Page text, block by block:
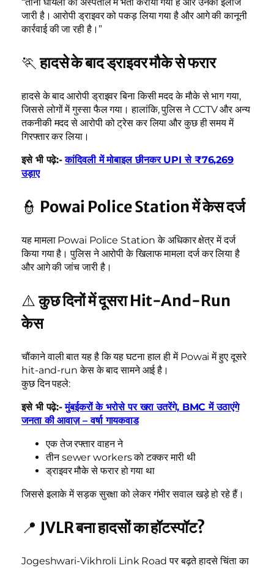
जारी है। आरोपी ड्राइवर को पकड़ लिया गया है और आगे की कानूनी
कार्रवाई की जा रही है।”
🏃हादसे के बाद ड्राइवर मौके से फरार
हादसे के बाद आरोपी ड्राइवर बिना किसी मदद के मौके से भाग गया,
जिससे लोगों में गुस्सा फैल गया। हालांकि, पुलिस ने CCTV और अन्य
तकनीकी मदद से आरोपी को ट्रेस कर लिया और कुछ ही समय में
गिरफ्तार कर लिया।
इसे भी पढ़े:- कांदिवली में मोबाइल छीनकर UPI से ₹76,269
उड़ाए
👮 Powai Police Station में केस दर्ज
यह मामला Powai Police Station के अधिकार क्षेत्र में दर्ज
किया गया है। पुलिस ने आरोपी के खिलाफ मामला दर्ज कर लिया है
और आगे की जांच जारी है।
⚠️कुछ दिनों में दूसरा Hit-And-Run
केस
चौंकाने वाली बात यह है कि यह घटना हाल ही में Powai में हुए दूसरे
hit-and-run केस के बाद सामने आई है।
कुछ दिन पहले:
इसे भी पढ़े:- मुंबईकरों के भरोसे पर खरा उतरेंगे, BMC में उठाएंगे
जनता की आवाज़ – वर्षा गायकवाड
एक तेज रफ्तार वाहन ने
तीन sewer workers को टक्कर मारी थी
ड्राइवर मौके से फरार हो गया था
जिससे इलाके में सड़क सुरक्षा को लेकर गंभीर सवाल खड़े हो रहे हैं।
📍 JVLR बना हादसों का हॉटस्पॉट?
Jogeshwari-Vikhroli Link Road पर बढ़ते हादसे चिंता का